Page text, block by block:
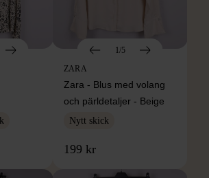
1/5
ZARA
Zara - Blus med volang
och pärldetaljer - Beige
Nytt skick
199 kr